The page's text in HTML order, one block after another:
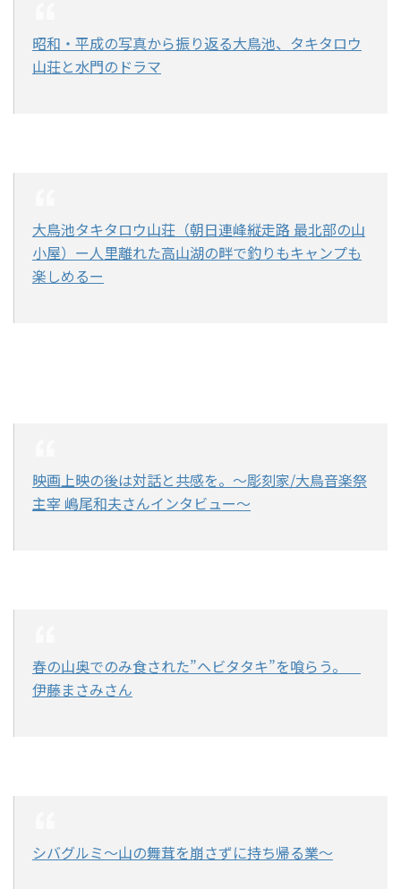
昭和・平成の写真から振り返る大鳥池、タキタロウ
山荘と水門のドラマ
大鳥池タキタロウ山荘（朝日連峰縦走路 最北部の山
小屋）ー人里離れた高山湖の畔で釣りもキャンプも
楽しめるー
映画上映の後は対話と共感を。～彫刻家/大鳥音楽祭
主宰 嶋尾和夫さんインタビュー～
春の山奥でのみ食された”ヘビタタキ”を喰らう。
伊藤まさみさん
シバグルミ～山の舞茸を崩さずに持ち帰る業～